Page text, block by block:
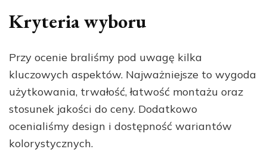
Kryteria wyboru
Przy ocenie braliśmy pod uwagę kilka
kluczowych aspektów. Najważniejsze to wygoda
użytkowania, trwałość, łatwość montażu oraz
stosunek jakości do ceny. Dodatkowo
ocenialiśmy design i dostępność wariantów
kolorystycznych.